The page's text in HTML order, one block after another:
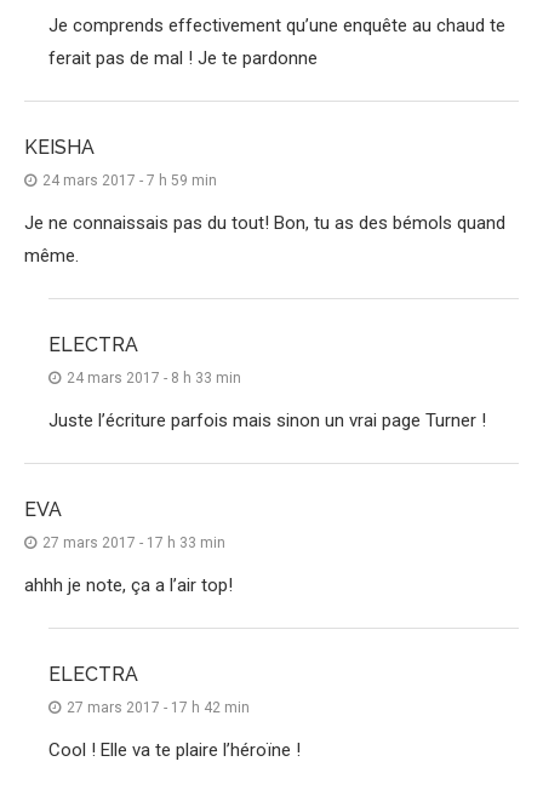
Je comprends effectivement qu’une enquête au chaud te
ferait pas de mal ! Je te pardonne
KEISHA
24 mars 2017 - 7 h 59 min
Je ne connaissais pas du tout! Bon, tu as des bémols quand
même.
ELECTRA
24 mars 2017 - 8 h 33 min
Juste l’écriture parfois mais sinon un vrai page Turner !
EVA
27 mars 2017 - 17 h 33 min
ahhh je note, ça a l’air top!
ELECTRA
27 mars 2017 - 17 h 42 min
Cool ! Elle va te plaire l’héroïne !